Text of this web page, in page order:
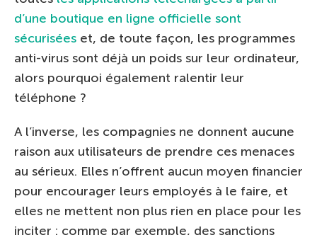
d’une boutique en ligne officielle sont
sécurisées et, de toute façon, les programmes
anti-virus sont déjà un poids sur leur ordinateur,
alors pourquoi également ralentir leur
téléphone ?
A l’inverse, les compagnies ne donnent aucune
raison aux utilisateurs de prendre ces menaces
au sérieux. Elles n’offrent aucun moyen financier
pour encourager leurs employés à le faire, et
elles ne mettent non plus rien en place pour les
inciter : comme par exemple, des sanctions